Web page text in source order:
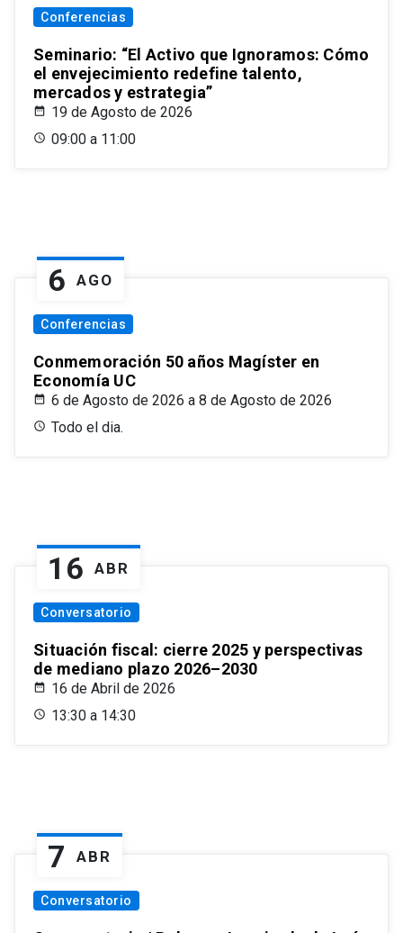
Conferencias
Seminario: “El Activo que Ignoramos: Cómo
el envejecimiento redefine talento,
mercados y estrategia”
19 de Agosto de 2026
09:00 a 11:00
6 AGO
Conferencias
Conmemoración 50 años Magíster en
Economía UC
6 de Agosto de 2026 a 8 de Agosto de 2026
Todo el dia.
16 ABR
Conversatorio
Situación fiscal: cierre 2025 y perspectivas
de mediano plazo 2026–2030
16 de Abril de 2026
13:30 a 14:30
7 ABR
Conversatorio